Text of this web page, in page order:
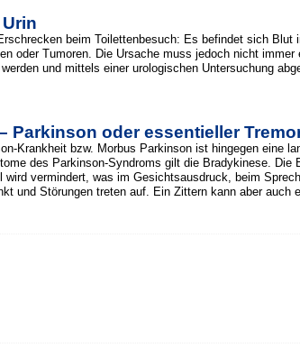
beim Toilettenbesuch: Es befindet sich
oder Tumoren. Die Ursache muss jedoch nicht
und mittels einer urologischen Untersuchung
Parkinson oder essentieller
Krankheit bzw. Morbus Parkinson ist hingegen eine
des Parkinson-Syndroms gilt die Bradykinese.
wird vermindert, was im Gesichtsausdruck, beim
und Störungen treten auf. Ein Zittern kann aber auch